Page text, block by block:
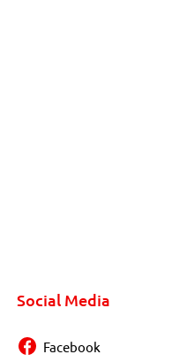
Social Media
Facebook